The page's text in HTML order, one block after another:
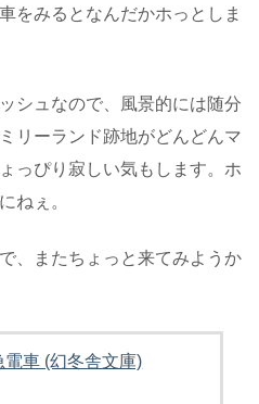
をみるとなんだかホっとしま
シュなので、風景的には随分
リーランド跡地がどんどんマ
っぴり寂しい気もします。ホ
ねぇ。
、またちょっと来てみようか
電車 (幻冬舎文庫)